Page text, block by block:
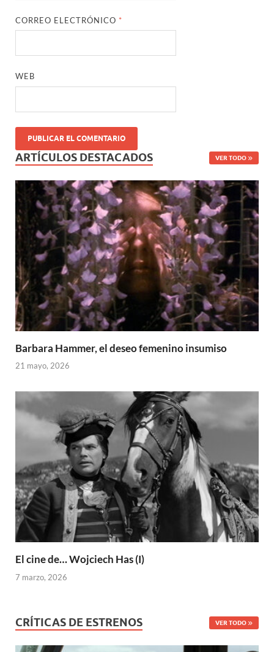
CORREO ELECTRÓNICO *
WEB
ARTÍCULOS DESTACADOS VER TODO
Barbara Hammer, el deseo femenino insumiso
21 mayo, 2026
El cine de… Wojciech Has (I)
7 marzo, 2026
CRÍTICAS DE ESTRENOS VER TODO